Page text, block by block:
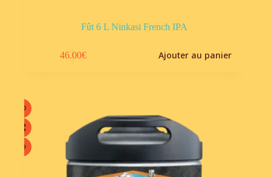
Fût 6 L Ninkasi French IPA
46.00€ Ajouter au panier